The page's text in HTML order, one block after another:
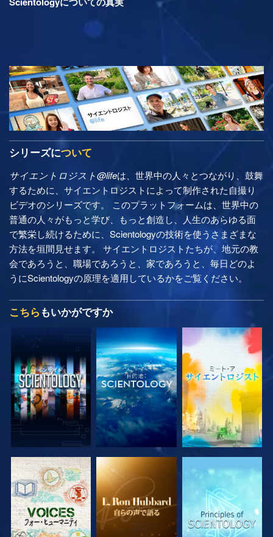
シリーズについて
サイエントロジスト@lifeは、世界中の人々とつながり、鼓舞
するために、サイエントロジストによって制作された自撮り
ビデオのシリーズです。 このプラットフォームは、世界中の
普通の人々がもっと学び、もっと創造し、人生のあらゆる面
で繁栄し続けるために、Scientologyの技術を使うさまざまな
方法を垣間見せます。 サイエントロジストたちが、地元の教
会であろうと、職場であろうと、家であろうと、毎日どのよ
うにScientologyの原理を適用しているかをご覧ください。
こちら もいかがですか
シリーズを探求 シリーズを探求 シリーズを探求